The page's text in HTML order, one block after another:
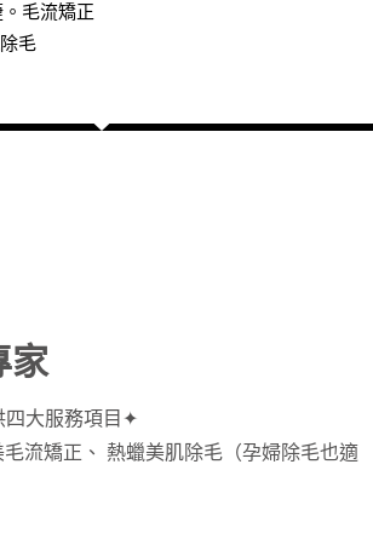
。毛流矯正
毛
家
四大服務項目✦
流矯正、 熱蠟美肌除毛（孕婦除毛也適